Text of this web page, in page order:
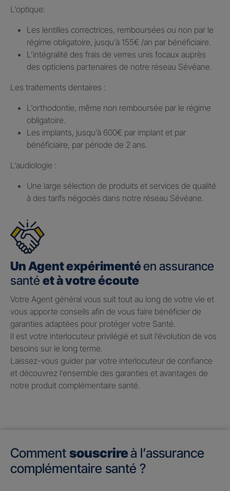
L’optique:
Les lentilles correctrices, remboursées ou non par le
régime obligatoire, jusqu’à 155€ /an par bénéficiaire.​
L’intégralité des frais de verres unis focaux auprès
des opticiens partenaires de notre réseau Sévéane.​
Les traitements dentaires : ​
L’orthodontie, même non remboursée par le régime
obligatoire.​
Les implants, jusqu’à 600€ par implant et par
bénéficiaire, par période de 2 ans.
L’audiologie :
Une large sélection de produits et services de qualité
à des tarifs négociés dans notre réseau Sévéane.
Un Agent expérimentéen assurance
santé et à votre écoute
Votre Agent général vous suit tout au long de votre vie et
vous apporte conseils afin de vous faire bénéficier de
garanties adaptées pour protéger votre Santé.​
Il est votre interlocuteur privilégié et suit l’évolution de vos
besoins sur le long terme.​
Laissez-vous guider par votre interlocuteur de confiance
et découvrez l’ensemble des garanties et avantages de
notre produit complémentaire santé.
Comment souscrireà l’assurance
complémentaire santé ?